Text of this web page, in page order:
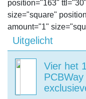
position="163"
size="square"
amount="1"
Uitgelicht
Vier het